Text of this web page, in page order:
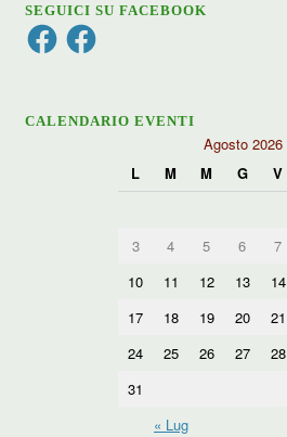
SEGUICI SU FACEBOOK
FacebookFacebook
CALENDARIO EVENTI
Agosto 2026
L
M M G V
3
4 5 6 7
10
11 12 13 14
17
18 19 20 21
24
25 26 27 28
31
« Lug